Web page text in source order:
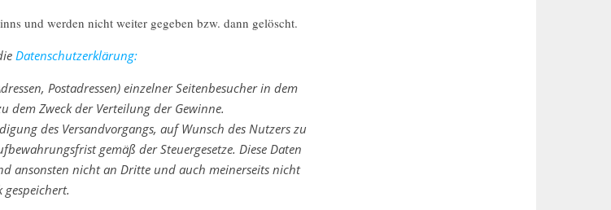
und werden nicht weiter gegeben bzw. dann gelöscht.
Datenschutzerklärung:
Postadressen) einzelner Seitenbesucher in dem
dem Zweck der Verteilung der Gewinne.
des Versandvorgangs, auf Wunsch des Nutzers zu
gemäß der Steuergesetze. Diese Daten
ansonsten nicht an Dritte und auch meinerseits nicht